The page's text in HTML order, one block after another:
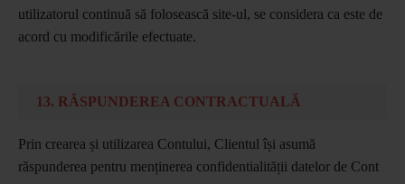
utilizatorul continuă să folosească site-ul, se considera ca este de
acord cu modificările efectuate.
13. RĂSPUNDEREA CONTRACTUALĂ
Prin crearea și utilizarea Contului, Clientul își asumă
răspunderea pentru menținerea confidentialității datelor de Cont